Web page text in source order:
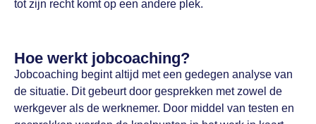
tot zijn recht komt op een andere plek.
Hoe werkt jobcoaching?
Jobcoaching begint altijd met een gedegen analyse van
de situatie. Dit gebeurt door gesprekken met zowel de
werkgever als de werknemer. Door middel van testen en